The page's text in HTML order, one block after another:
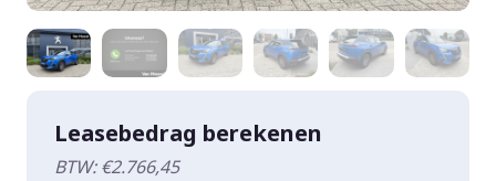
Leasebedrag berekenen
BTW: €2.766,45